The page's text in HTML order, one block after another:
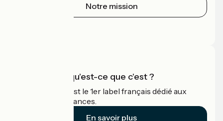
Notre mission
Accueil Vélo qu'est-ce que c'est ?
Accueil Vélo c'est le 1er label français dédié aux
cyclistes en vacances.
En savoir plus